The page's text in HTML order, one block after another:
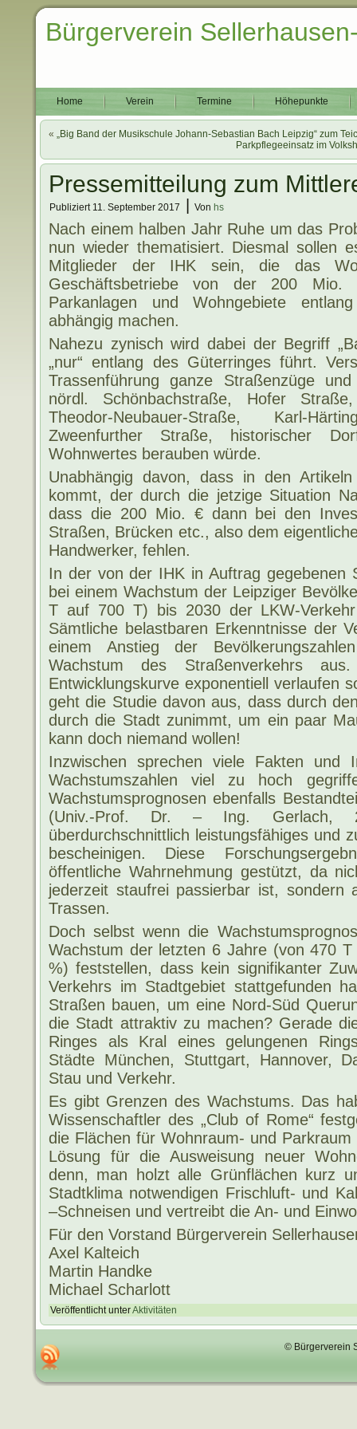
Bürgerverein
Home Verein Termine Höhepunkte
« „Big Band der Musikschule Johann-Sebastian Bach Leipzig“ zum
Parkpflegeeinsatz im
Pressemitteilung zum
Publiziert 11. September 2017 Von hs
Nach einem halben Jahr Ruhe um das
nun wieder thematisiert. Diesmal sollen
Mitglieder der IHK sein, die das
Geschäftsbetriebe von der 200
Parkanlagen und Wohngebiete
abhängig machen.
Nahezu zynisch wird dabei der Begriff
„nur“ entlang des Güterringes führt.
Trassenführung ganze Straßenzüge
nördl. Schönbachstraße, Hofer
Theodor-Neubauer-Straße, Karl-
Zweenfurther Straße, historischer
Wohnwertes berauben würde.
Unabhängig davon, dass in den
kommt, der durch die jetzige Situation
dass die 200 Mio. € dann bei den
Straßen, Brücken etc., also dem
Handwerker, fehlen.
In der von der IHK in Auftrag gegebenen
bei einem Wachstum der Leipziger
T auf 700 T) bis 2030 der LKW-
Sämtliche belastbaren Erkenntnisse der
einem Anstieg der
Wachstum des Straßenverkehrs
Entwicklungskurve exponentiell verlaufen
geht die Studie davon aus, dass durch
durch die Stadt zunimmt, um ein paar
kann doch niemand wollen!
Inzwischen sprechen viele Fakten und
Wachstumszahlen viel zu hoch
Wachstumsprognosen ebenfalls
(Univ.-Prof. Dr. – Ing. Gerlach,
überdurchschnittlich leistungsfähiges und
bescheinigen. Diese
öffentliche Wahrnehmung gestützt, da
jederzeit staufrei passierbar ist, sondern
Trassen.
Doch selbst wenn die
Wachstum der letzten 6 Jahre (von 470
%) feststellen, dass kein signifikanter
Verkehrs im Stadtgebiet stattgefunden
Straßen bauen, um eine Nord-Süd
die Stadt attraktiv zu machen? Gerade
Ringes als Kral eines gelungenen
Städte München, Stuttgart, Hannover,
Stau und Verkehr.
Es gibt Grenzen des Wachstums. Das
Wissenschaftler des „Club of Rome“
die Flächen für Wohnraum- und
Lösung für die Ausweisung neuer
denn, man holzt alle Grünflächen kurz
Stadtklima notwendigen Frischluft- und
–Schneisen und vertreibt die An- und
Für den Vorstand Bürgerverein
Axel Kalteich
Martin Handke
Michael Scharlott
Veröffentlicht unterAktivitäten
© Bürgerverein